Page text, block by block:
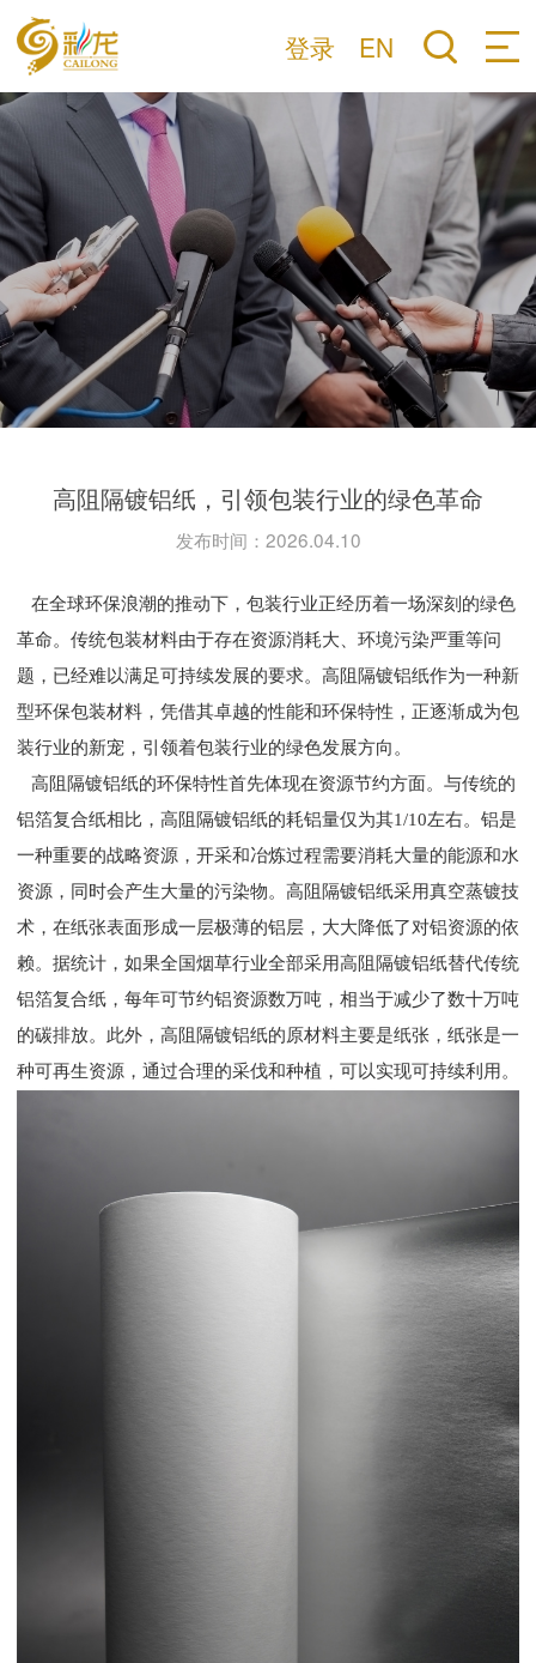
登录 EN
高阻隔镀铝纸，引领包装行业的绿色革命
发布时间：2026.04.10
在全球环保浪潮的推动下，包装行业正经历着一场深刻的绿色
革命。传统包装材料由于存在资源消耗大、环境污染严重等问
题，已经难以满足可持续发展的要求。高阻隔镀铝纸作为一种新
型环保包装材料，凭借其卓越的性能和环保特性，正逐渐成为包
装行业的新宠，引领着包装行业的绿色发展方向。
高阻隔镀铝纸的环保特性首先体现在资源节约方面。与传统的
铝箔复合纸相比，高阻隔镀铝纸的耗铝量仅为其1/10左右。铝是
一种重要的战略资源，开采和冶炼过程需要消耗大量的能源和水
资源，同时会产生大量的污染物。高阻隔镀铝纸采用真空蒸镀技
术，在纸张表面形成一层极薄的铝层，大大降低了对铝资源的依
赖。据统计，如果全国烟草行业全部采用高阻隔镀铝纸替代传统
铝箔复合纸，每年可节约铝资源数万吨，相当于减少了数十万吨
的碳排放。此外，高阻隔镀铝纸的原材料主要是纸张，纸张是一
种可再生资源，通过合理的采伐和种植，可以实现可持续利用。